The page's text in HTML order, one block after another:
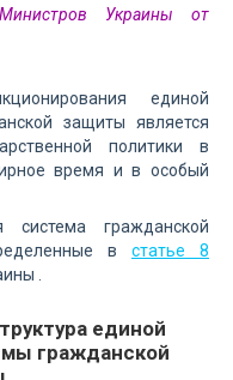
Украины от
единой
защиты является
политики в
время и в особый
система гражданской
в статье 8
.
единой
гражданской